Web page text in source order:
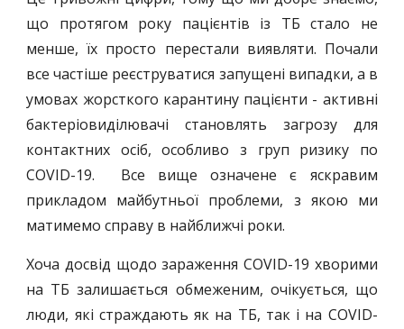
що протягом року пацієнтів із ТБ стало не
менше, їх просто перестали виявляти. Почали
все частіше реєструватися запущені випадки, а в
умовах жорсткого карантину пацієнти - активні
бактеріовиділювачі становлять загрозу для
контактних осіб, особливо з груп ризику по
COVІD-19. Все вище означене є яскравим
прикладом майбутньої проблеми, з якою ми
матимемо справу в найближчі роки.
Хоча досвід щодо зараження COVID-19 хворими
на ТБ залишається обмеженим, очікується, що
люди, які страждають як на ТБ, так і на COVID-